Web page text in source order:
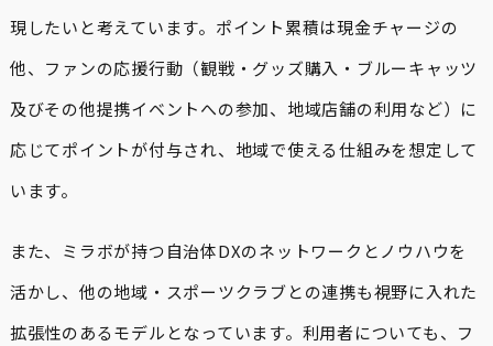
現したいと考えています。ポイント累積は現金チャージの
他、ファンの応援行動（観戦・グッズ購入・ブルーキャッツ
及びその他提携イベントへの参加、地域店舗の利用など）に
応じてポイントが付与され、地域で使える仕組みを想定して
います。
また、ミラボが持つ自治体DXのネットワークとノウハウを
活かし、他の地域・スポーツクラブとの連携も視野に入れた
拡張性のあるモデルとなっています。利用者についても、フ